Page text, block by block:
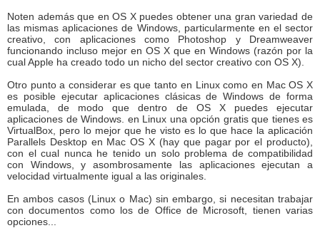
Noten además que en OS X puedes obtener una gran variedad de
las mismas aplicaciones de Windows, particularmente en el sector
creativo, con aplicaciones como Photoshop y Dreamweaver
funcionando incluso mejor en OS X que en Windows (razón por la
cual Apple ha creado todo un nicho del sector creativo con OS X).
Otro punto a considerar es que tanto en Linux como en Mac OS X
es posible ejecutar aplicaciones clásicas de Windows de forma
emulada, de modo que dentro de OS X puedes ejecutar
aplicaciones de Windows. en Linux una opción gratis que tienes es
VirtualBox, pero lo mejor que he visto es lo que hace la aplicación
Parallels Desktop en Mac OS X (hay que pagar por el producto),
con el cual nunca he tenido un solo problema de compatibilidad
con Windows, y asombrosamente las aplicaciones ejecutan a
velocidad virtualmente igual a las originales.
En ambos casos (Linux o Mac) sin embargo, si necesitan trabajar
con documentos como los de Office de Microsoft, tienen varias
opciones...